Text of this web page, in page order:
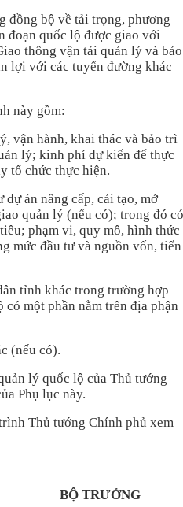
đồng bộ về tải trọng, phương
đoạn quốc lộ được giao với
thông vận tải quản lý và bảo
lợi với các tuyến đường khác
này gồm:
vận hành, khai thác và bảo trì
lý; kinh phí dự kiến để thực
tổ chức thực hiện.
án nâng cấp, cải tạo, mở
quản lý (nếu có); trong đó có
phạm vi, quy mô, hình thức
mức đầu tư và nguồn vốn, tiến
tỉnh khác trong trường hợp
một phần nằm trên địa phận
(nếu có).
lý quốc lộ của Thủ tướng
Phụ lục này.
Thủ tướng Chính phủ xem
BỘ TRƯỞNG